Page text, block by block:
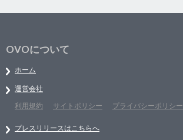
OVOについて
ホーム
運営会社
利用規約
サイトポリシー プライバシーポリシー
プレスリリースはこちらへ